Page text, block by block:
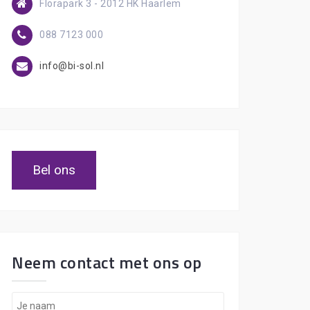
Florapark 3 - 2012 HK Haarlem
088 7123 000
info@bi-sol.nl
Bel ons
Neem contact met ons op